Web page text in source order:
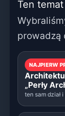
Ten
prowadzą
NAJPIERW
„Perły
ten sam dział